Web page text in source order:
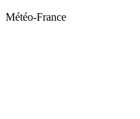
Météo-France